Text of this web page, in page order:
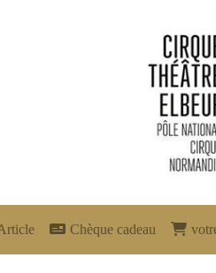
Chèque cadeau